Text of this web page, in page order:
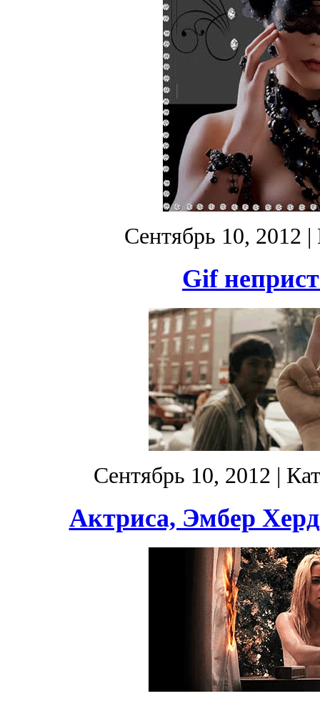
Сентябрь 10, 2012 |
Gif
Сентябрь 10, 2012 |
Актриса, Эмбер